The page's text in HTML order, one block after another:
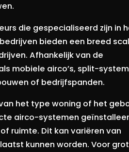
die gespecialiseerd zijn in
bieden een breed
Afhankelijk van de
mobiele airco’s, split-
of bedrijfspanden.
het type woning of het
airco-systemen
ruimte. Dit kan variëren van
kunnen worden. Voor